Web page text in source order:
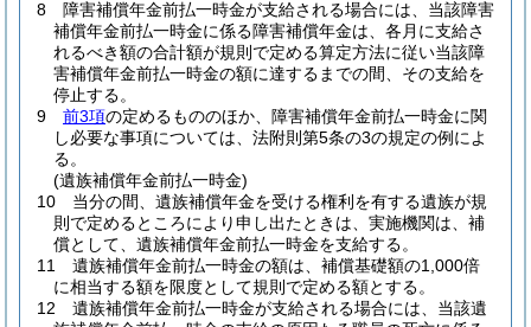
8
障害補償年金前払一時金が支給される場合には、当該障害
補償年金前払一時金に係る障害補償年金は、各月に支給さ
れるべき額の合計額が規則で定める算定方法に従い当該障
害補償年金前払一時金の額に達するまでの間、その支給を
停止する。
9
前3項の定めるもののほか、障害補償年金前払一時金に関
し必要な事項については、法附則第5条の3の規定の例によ
る。
(遺族補償年金前払一時金)
10
当分の間、遺族補償年金を受ける権利を有する遺族が規
則で定めるところにより申し出たときは、実施機関は、補
償として、遺族補償年金前払一時金を支給する。
11
遺族補償年金前払一時金の額は、補償基礎額の1,000倍
に相当する額を限度として規則で定める額とする。
12
遺族補償年金前払一時金が支給される場合には、当該遺